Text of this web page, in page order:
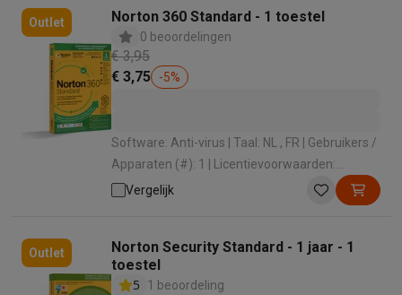
Outlet Norton 360 Standard - 1 toestel
0 beoordelingen
€ 3,95
€ 3,75
-5%
Software: Anti-virus | Taal: NL , FR | Gebruikers /
Apparaten (#): 1 | Licentievoorwaarden:
Jaarlijks abonnement , Gratis updates
Vergelijk
Outlet
Norton Security Standard - 1 jaar - 1
toestel
5
1 beoordeling